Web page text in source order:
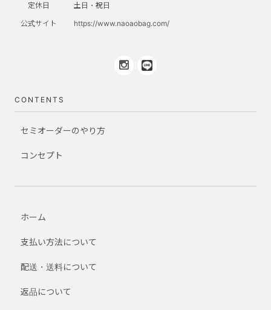
定休日
土日・祝日
公式サイト
https://www.naoaobag.com/
CONTENTS
セミオーダーのやり方
コンセプト
ホーム
支払い方法について
配送・送料について
返品について